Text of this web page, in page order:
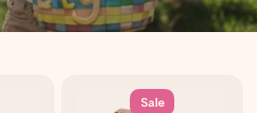
Sale